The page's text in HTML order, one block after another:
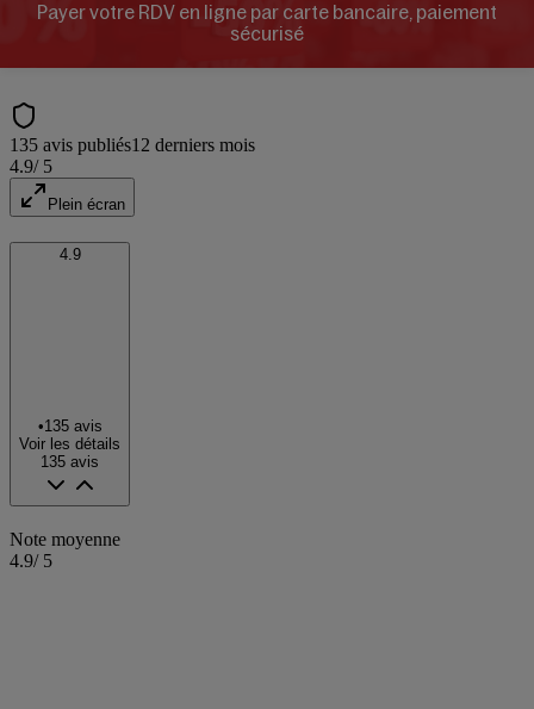
Payer votre RDV en ligne par carte bancaire, paiement
sécurisé